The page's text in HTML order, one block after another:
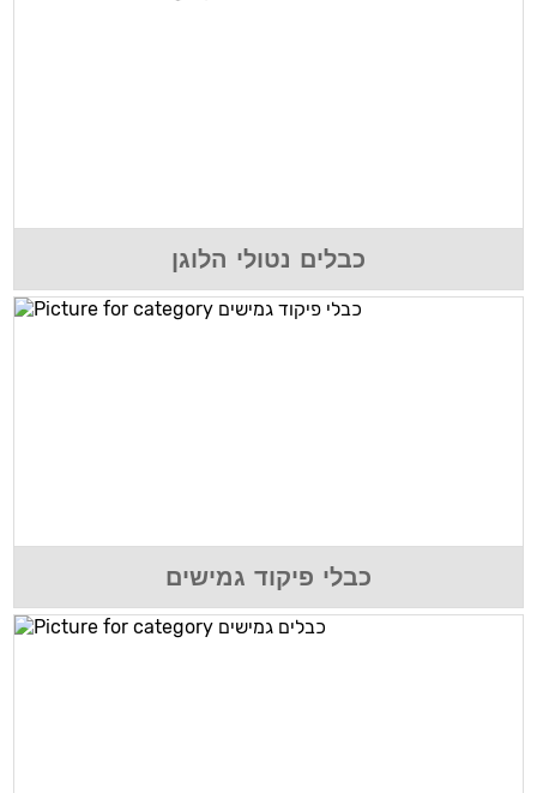
כבלים נטולי הלוגן
כבלי פיקוד גמישים